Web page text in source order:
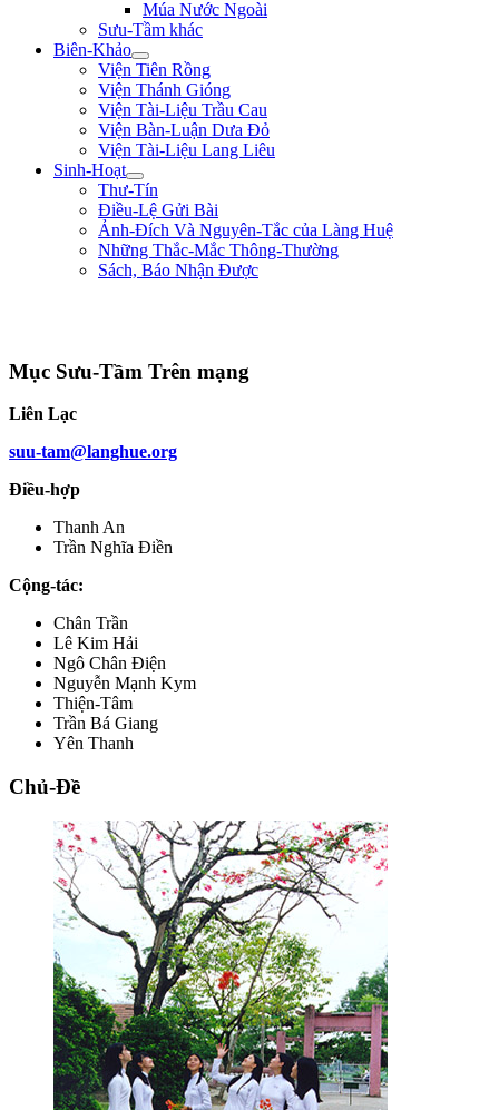
Múa Nước Ngoài
Sưu-Tầm khác
Biên-Khảo
Viện Tiên Rồng
Viện Thánh Gióng
Viện Tài-Liệu Trầu Cau
Viện Bàn-Luận Dưa Đỏ
Viện Tài-Liệu Lang Liêu
Sinh-Hoạt
Thư-Tín
Điều-Lệ Gửi Bài
Ảnh-Đích Và Nguyên-Tắc của Làng Huệ
Những Thắc-Mắc Thông-Thường
Sách, Báo Nhận Được
Mục Sưu-Tầm Trên mạng
Liên Lạc
suu-tam@langhue.org
Điều-hợp
Thanh An
Trần Nghĩa Điền
Cộng-tác:
Chân Trần
Lê Kim Hải
Ngô Chân Điện
Nguyễn Mạnh Kym
Thiện-Tâm
Trần Bá Giang
Yên Thanh
Chủ-Đề